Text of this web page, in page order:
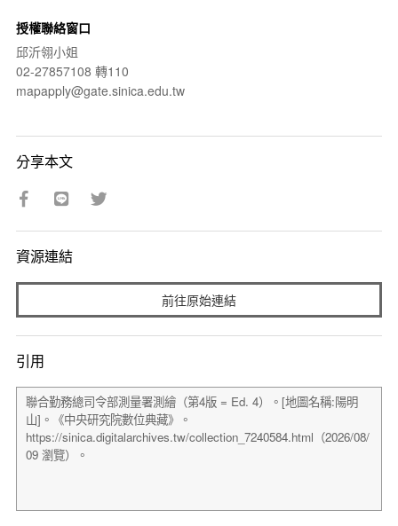
授權聯絡窗口
邱沂翎小姐
02-27857108 轉110
mapapply@gate.sinica.edu.tw
分享本文
資源連結
前往原始連結
引用